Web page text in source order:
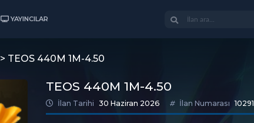
YAYINCILAR
> TEOS 440M 1M-4.50
TEOS 440M 1M-4.50
İlan Tarihi 30 Haziran 2026 İlan Numarası 10291